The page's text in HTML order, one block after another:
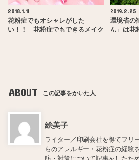
2018.1.11
花粉症でもオシャレがした
い！！ 花粉症でもできるメイク
2019.2.25
環境省の
ん」は花
ABOUT この記事をかいた人
絵美子
ライター／印刷会社を得てフリ
らのアレルギー・花粉症の経験
防・対策について記事をしたた